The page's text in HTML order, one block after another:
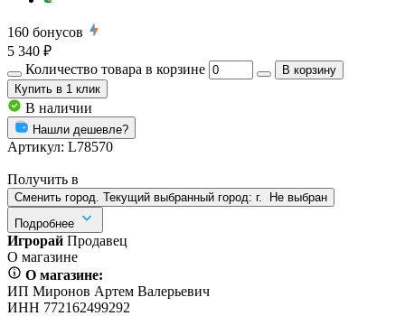
160 бонусов
5 340 ₽
Количество товара в корзине
В корзину
Купить в 1 клик
В наличии
Нашли дешевле?
Артикул: L78570
Получить в
Сменить город. Текущий выбранный город: г.
Не выбран
Подробнее
Игрорай Продавец
О магазине
О магазине:
ИП Миронов Артем Валерьевич
ИНН 772162499292